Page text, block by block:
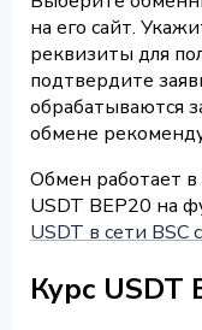
на его сайт.
реквизиты для
подтвердите
обрабатываются
обмене
Обмен работает
USDT BEP20 на
USDT в сети BSC
Курс USDT